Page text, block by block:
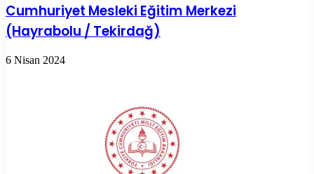
Cumhuriyet Mesleki Eğitim Merkezi
(Hayrabolu / Tekirdağ)
6 Nisan 2024